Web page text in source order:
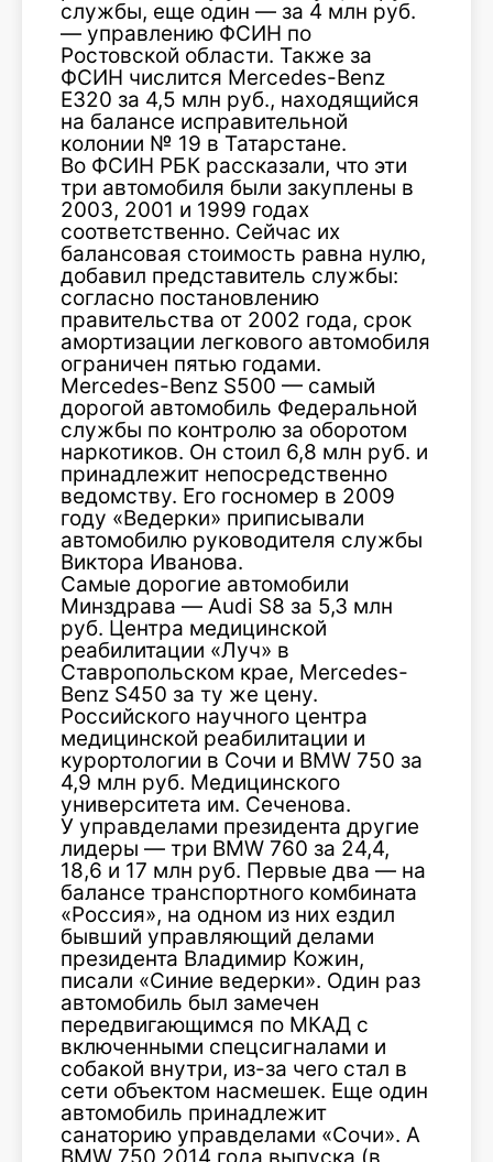
службы, еще один — за 4 млн руб.
— управлению ФСИН по
Ростовской области. Также за
ФСИН числится Mercedes-Benz
E320 за 4,5 млн руб., находящийся
на балансе исправительной
колонии № 19 в Татарстане.
Во ФСИН РБК рассказали, что эти
три автомобиля были закуплены в
2003, 2001 и 1999 годах
соответственно. Сейчас их
балансовая стоимость равна нулю,
добавил представитель службы:
согласно постановлению
правительства от 2002 года, срок
амортизации легкового автомобиля
ограничен пятью годами.
Mercedes-Benz S500 — самый
дорогой автомобиль Федеральной
службы по контролю за оборотом
наркотиков. Он стоил 6,8 млн руб. и
принадлежит непосредственно
ведомству. Его госномер в 2009
году «Ведерки» приписывали
автомобилю руководителя службы
Виктора Иванова.
Самые дорогие автомобили
Минздрава — Audi S8 за 5,3 млн
руб. Центра медицинской
реабилитации «Луч» в
Ставропольском крае, Mercedes-
Benz S450 за ту же цену.
Российского научного центра
медицинской реабилитации и
курортологии в Сочи и BMW 750 за
4,9 млн руб. Медицинского
университета им. Сеченова.
У управделами президента другие
лидеры — три BMW 760 за 24,4,
18,6 и 17 млн руб. Первые два — на
балансе транспортного комбината
«Россия», на одном из них ездил
бывший управляющий делами
президента Владимир Кожин,
писали «Синие ведерки». Один раз
автомобиль был замечен
передвигающимся по МКАД с
включенными спецсигналами и
собакой внутри, из-за чего стал в
сети объектом насмешек. Еще один
автомобиль принадлежит
санаторию управделами «Сочи». А